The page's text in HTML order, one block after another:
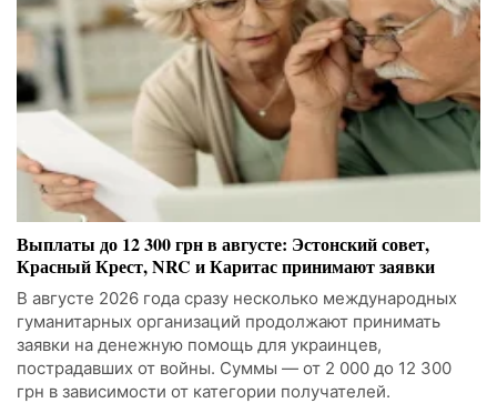
Выплаты до 12 300 грн в августе: Эстонский совет,
Красный Крест, NRC и Каритас принимают заявки
В августе 2026 года сразу несколько международных
гуманитарных организаций продолжают принимать
заявки на денежную помощь для украинцев,
пострадавших от войны. Суммы — от 2 000 до 12 300
грн в зависимости от категории получателей.